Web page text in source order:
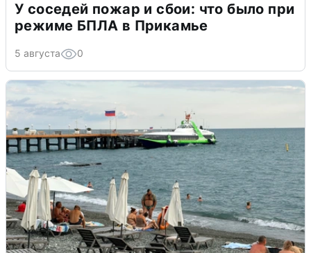
У соседей пожар и сбои: что было при
режиме БПЛА в Прикамье
5 августа 0